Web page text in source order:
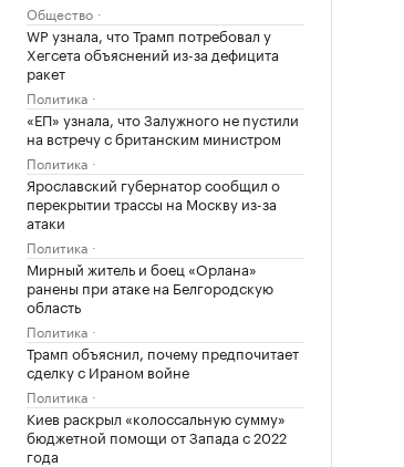
Общество
WP узнала, что Трамп потребовал у
Хегсета объяснений из-за дефицита
ракет
Политика
«ЕП» узнала, что Залужного не пустили
на встречу с британским министром
Политика
Ярославский губернатор сообщил о
перекрытии трассы на Москву из-за
атаки
Политика
Мирный житель и боец «Орлана»
ранены при атаке на Белгородскую
область
Политика
Трамп объяснил, почему предпочитает
сделку с Ираном войне
Политика
Киев раскрыл «колоссальную сумму»
бюджетной помощи от Запада с 2022
года